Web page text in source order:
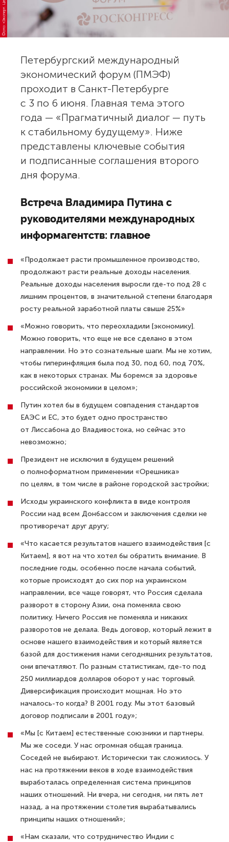
Петербургский международный
экономический форум (ПМЭФ)
проходит в Санкт-Петербурге
с 3 по 6 июня. Главная тема этого
года — «Прагматичный диалог — путь
к стабильному будущему». Ниже
представлены ключевые события
и подписанные соглашения второго
дня форума.
Встреча Владимира Путина с
руководителями международных
информагентств: главное
«Продолжает расти промышленное производство,
продолжают расти реальные доходы населения.
Реальные доходы населения выросли где-то под 28 с
лишним процентов, в значительной степени благодаря
росту реальной заработной платы свыше 25%»
«Можно говорить, что переохладили [экономику].
Можно говорить, что еще не все сделано в этом
направлении. Но это сознательные шаги. Мы не хотим,
чтобы гиперинфляция была под 30, под 60, под 70%,
как в некоторых странах. Мы боремся за здоровье
российской экономики в целом»;
Путин хотел бы в будущем совпадения стандартов
ЕАЭС и ЕС, это будет одно пространство
от Лиссабона до Владивостока, но сейчас это
невозможно;
Президент не исключил в будущем решений
о полноформатном применении «Орешника»
по целям, в том числе в районе городской застройки;
Исходы украинского конфликта в виде контроля
России над всем Донбассом и заключения сделки не
противоречат друг другу;
«Что касается результатов нашего взаимодействия [с
Китаем], я вот на что хотел бы обратить внимание. В
последние годы, особенно после начала событий,
которые происходят до сих пор на украинском
направлении, все чаще говорят, что Россия сделала
разворот в сторону Азии, она поменяла свою
политику. Ничего Россия не поменяла и никаких
разворотов не делала. Ведь договор, который лежит в
основе нашего взаимодействия и который является
базой для достижения нами сегодняшних результатов,
они впечатляют. По разным статистикам, где-то под
250 миллиардов долларов оборот у нас торговый.
Диверсификация происходит мощная. Но это
началось-то когда? В 2001 году. Мы этот базовый
договор подписали в 2001 году»;
«Мы [с Китаем] естественные союзники и партнеры.
Мы же соседи. У нас огромная общая граница.
Соседей не выбирают. Исторически так сложилось. У
нас на протяжении веков в ходе взаимодействия
выработалась определенная система принципов
наших отношений. Ни вчера, ни сегодня, ни пять лет
назад, а на протяжении столетия вырабатывались
принципы наших отношений»;
«Нам сказали, что сотрудничество Индии с